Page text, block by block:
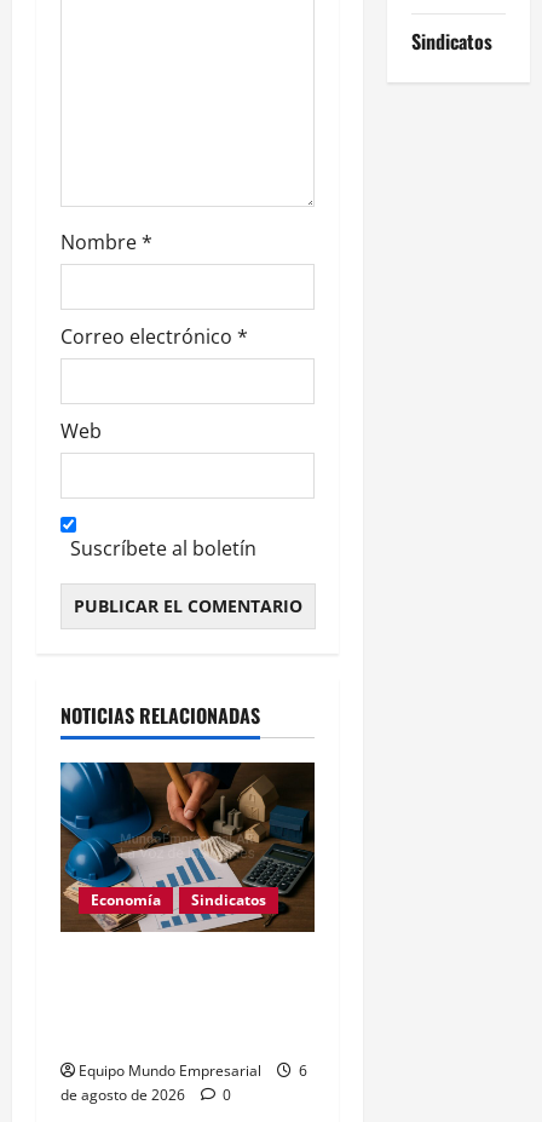
a
s
Nombre*
Correo electrónico *
Web
Suscríbete al boletín
NOTICIAS RELACIONADAS
Economía Sindicatos
Equipo Mundo Empresarial
6
de agosto de 2026
0
Sindicatos